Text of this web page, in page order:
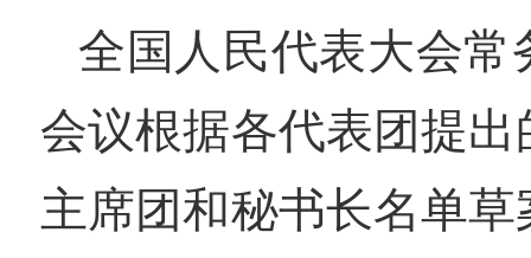
全国人民代表大会常
会议根据各代表团提
主席团和秘书长名单